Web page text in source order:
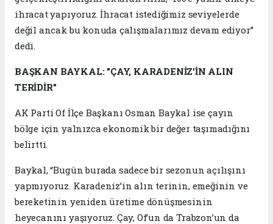
ihracat yapıyoruz. İhracat istediğimiz seviyelerde
değil ancak bu konuda çalışmalarımız devam ediyor”
dedi.
BAŞKAN BAYKAL: "ÇAY, KARADENİZ'İN ALIN
TERİDİR"
AK Parti Of İlçe Başkanı Osman Baykal ise çayın
bölge için yalnızca ekonomik bir değer taşımadığını
belirtti.
Baykal, “Bugün burada sadece bir sezonun açılışını
yapmıyoruz. Karadeniz’in alın terinin, emeğinin ve
bereketinin yeniden üretime dönüşmesinin
heyecanını yaşıyoruz. Çay, Of’un da Trabzon’un da